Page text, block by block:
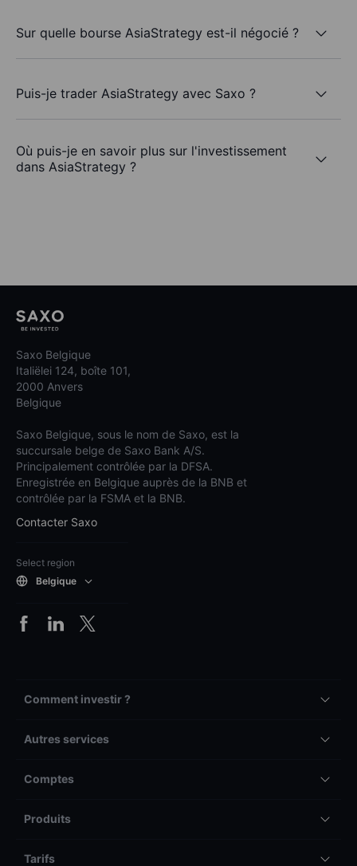
Sur quelle bourse AsiaStrategy est-il négocié ?
Puis-je trader AsiaStrategy avec Saxo ?
Où puis-je en savoir plus sur l'investissement
dans AsiaStrategy ?
Saxo Belgique
Italiëlei 124, boîte 101,
2000 Anvers
Belgique
Saxo Belgique, sous le nom de Saxo, est la
succursale belge de Saxo Bank A/S.
Principalement contrôlée par la DFSA.
Enregistrée en Belgique auprès de la BNB et
contrôlée par la FSMA et la BNB.
Contacter Saxo
Select region
Belgique
Comment investir ?
Autres services
Comptes
Produits
Tarifs